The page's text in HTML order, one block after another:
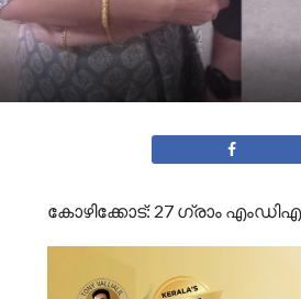
കോഴിക്കോട്: 27 ഗ്രാം